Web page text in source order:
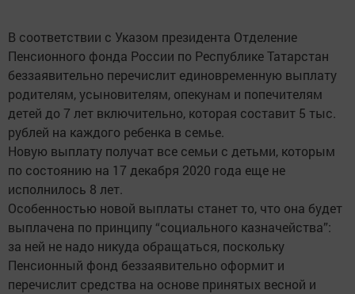
В соответствии с Указом президента Отделение
Пенсионного фонда России по Республике Татарстан
беззаявительно перечислит единовременную выплату
родителям, усыновителям, опекунам и попечителям
детей до 7 лет включительно, которая составит 5 тыс.
рублей на каждого ребенка в семье.
Новую выплату получат все семьи с детьми, которым
по состоянию на 17 декабря 2020 года еще не
исполнилось 8 лет.
Особенностью новой выплаты станет то, что она будет
выплачена по принципу “социального казначейства”:
за ней не надо никуда обращаться, поскольку
Пенсионный фонд беззаявительно оформит и
перечислит средства на основе принятых весной и